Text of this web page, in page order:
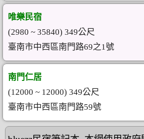
唯樂民宿
(2980 ~ 35840) 349公尺
臺南市中西區南門路69之1號
南門仁居
(12000 ~ 12000) 349公尺
臺南市中西區南門路59號